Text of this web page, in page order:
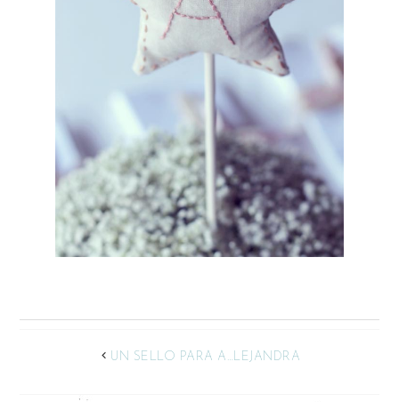
UN SELLO PARA A…LEJANDRA